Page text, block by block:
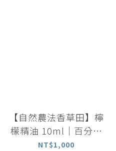
【自然農法香草田】檸
檬精油 10ml｜百分百
整顆檸檬萃取精油
NT$1,000